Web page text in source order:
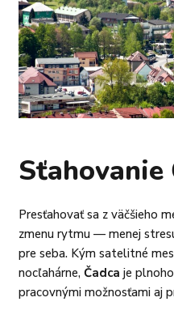
Sťahovanie
Presťahovať sa z väčšieho
zmenu rytmu — menej
pre seba. Kým satelitné
nocľahárne, Čadca je
pracovnými možnosťami aj